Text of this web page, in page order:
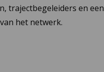
trajectbegeleiders en een
het netwerk.